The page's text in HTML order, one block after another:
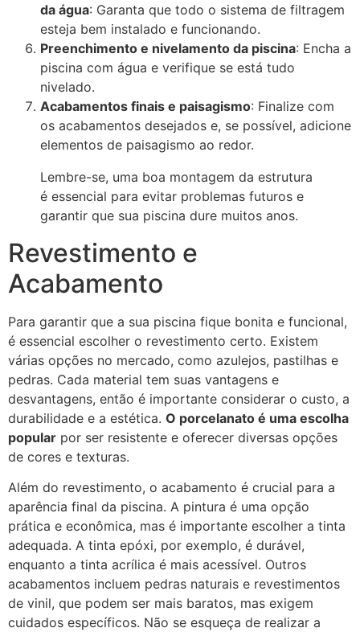
da água: Garanta que todo o sistema de filtragem
esteja bem instalado e funcionando.
Preenchimento e nivelamento da piscina: Encha a
piscina com água e verifique se está tudo
nivelado.
Acabamentos finais e paisagismo: Finalize com
os acabamentos desejados e, se possível, adicione
elementos de paisagismo ao redor.
Lembre-se, uma boa montagem da estrutura
é essencial para evitar problemas futuros e
garantir que sua piscina dure muitos anos.
Revestimento e
Acabamento
Para garantir que a sua piscina fique bonita e funcional,
é essencial escolher o revestimento certo. Existem
várias opções no mercado, como azulejos, pastilhas e
pedras. Cada material tem suas vantagens e
desvantagens, então é importante considerar o custo, a
durabilidade e a estética. O porcelanato é uma escolha
popular por ser resistente e oferecer diversas opções
de cores e texturas.
Além do revestimento, o acabamento é crucial para a
aparência final da piscina. A pintura é uma opção
prática e econômica, mas é importante escolher a tinta
adequada. A tinta epóxi, por exemplo, é durável,
enquanto a tinta acrílica é mais acessível. Outros
acabamentos incluem pedras naturais e revestimentos
de vinil, que podem ser mais baratos, mas exigem
cuidados específicos. Não se esqueça de realizar a